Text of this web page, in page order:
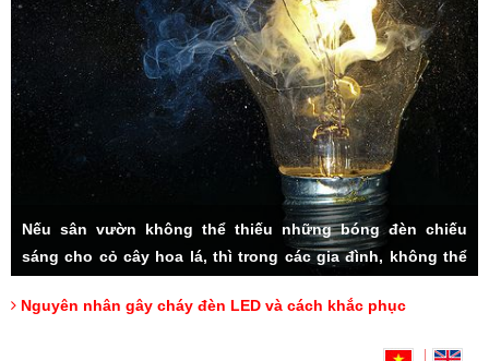
Nếu sân vườn không thể thiếu những bóng đèn chiếu
sáng cho cỏ cây hoa lá, thì trong các gia đình, không thể
thắc mắc được người tiêu dùng đặt ra, đặc biệt cách sử
Nguyên nhân gây cháy đèn LED và cách khắc phục